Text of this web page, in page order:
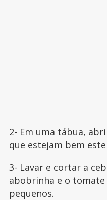
2- Em uma tábua,
que estejam bem
3- Lavar e cortar a
abobrinha e o tomate
pequenos.